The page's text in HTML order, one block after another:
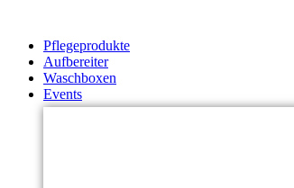
springenPflegeprodukte
Aufbereiter
Waschboxen
Events